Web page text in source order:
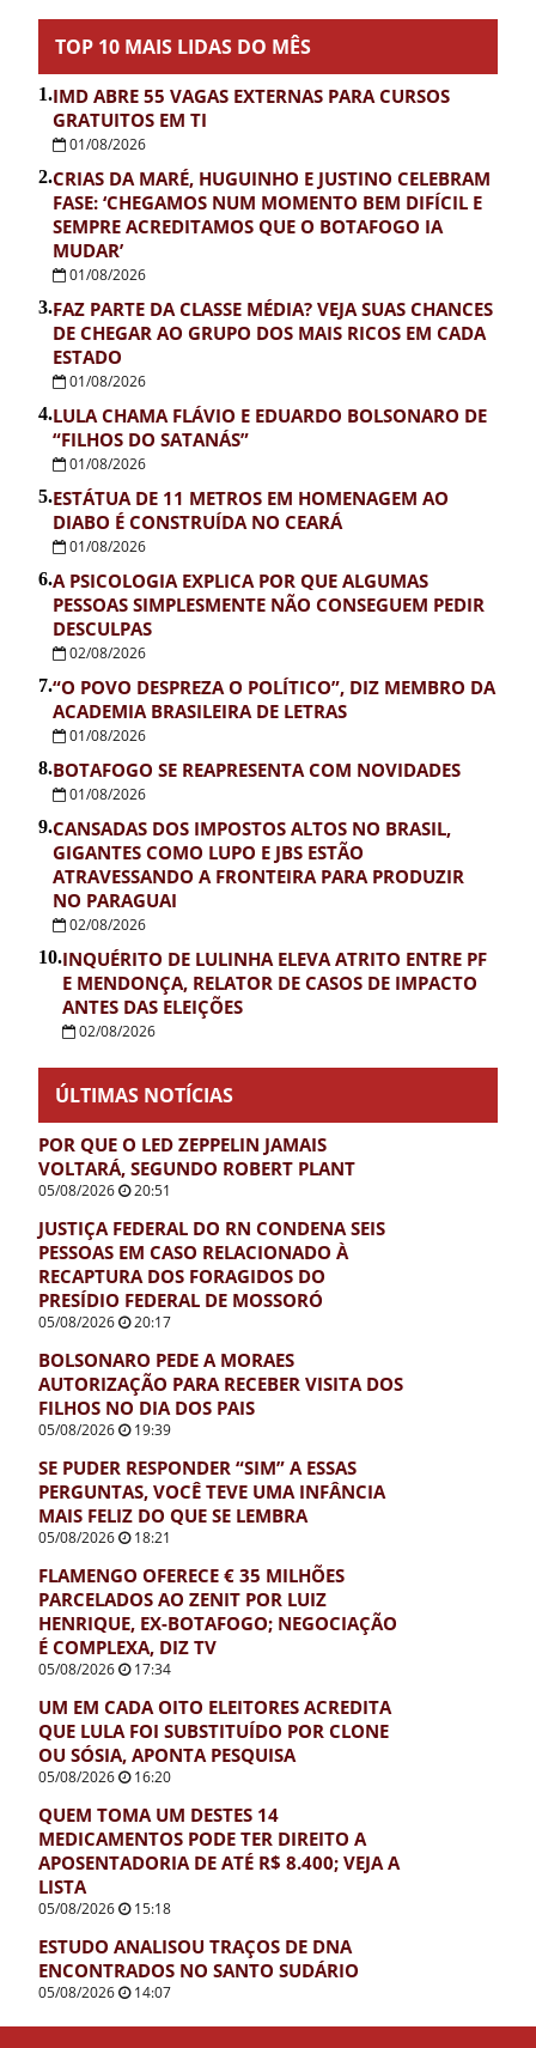
TOP 10 MAIS LIDAS DO MÊS
1.IMD ABRE 55 VAGAS EXTERNAS PARA CURSOS
GRATUITOS EM TI
01/08/2026
2.CRIAS DA MARÉ, HUGUINHO E JUSTINO CELEBRAM
FASE: ‘CHEGAMOS NUM MOMENTO BEM DIFÍCIL E
SEMPRE ACREDITAMOS QUE O BOTAFOGO IA
MUDAR’
01/08/2026
3.FAZ PARTE DA CLASSE MÉDIA? VEJA SUAS CHANCES
DE CHEGAR AO GRUPO DOS MAIS RICOS EM CADA
ESTADO
01/08/2026
4.LULA CHAMA FLÁVIO E EDUARDO BOLSONARO DE
“FILHOS DO SATANÁS”
01/08/2026
5.ESTÁTUA DE 11 METROS EM HOMENAGEM AO
DIABO É CONSTRUÍDA NO CEARÁ
01/08/2026
6.A PSICOLOGIA EXPLICA POR QUE ALGUMAS
PESSOAS SIMPLESMENTE NÃO CONSEGUEM PEDIR
DESCULPAS
02/08/2026
7.“O POVO DESPREZA O POLÍTICO”, DIZ MEMBRO DA
ACADEMIA BRASILEIRA DE LETRAS
01/08/2026
8.BOTAFOGO SE REAPRESENTA COM NOVIDADES
01/08/2026
9.CANSADAS DOS IMPOSTOS ALTOS NO BRASIL,
GIGANTES COMO LUPO E JBS ESTÃO
ATRAVESSANDO A FRONTEIRA PARA PRODUZIR
NO PARAGUAI
02/08/2026
10.INQUÉRITO DE LULINHA ELEVA ATRITO ENTRE PF
E MENDONÇA, RELATOR DE CASOS DE IMPACTO
ANTES DAS ELEIÇÕES
02/08/2026
ÚLTIMAS NOTÍCIAS
POR QUE O LED ZEPPELIN JAMAIS
VOLTARÁ, SEGUNDO ROBERT PLANT
05/08/2026 20:51
JUSTIÇA FEDERAL DO RN CONDENA SEIS
PESSOAS EM CASO RELACIONADO À
RECAPTURA DOS FORAGIDOS DO
PRESÍDIO FEDERAL DE MOSSORÓ
05/08/2026 20:17
BOLSONARO PEDE A MORAES
AUTORIZAÇÃO PARA RECEBER VISITA DOS
FILHOS NO DIA DOS PAIS
05/08/2026 19:39
SE PUDER RESPONDER “SIM” A ESSAS
PERGUNTAS, VOCÊ TEVE UMA INFÂNCIA
MAIS FELIZ DO QUE SE LEMBRA
05/08/2026 18:21
FLAMENGO OFERECE € 35 MILHÕES
PARCELADOS AO ZENIT POR LUIZ
HENRIQUE, EX-BOTAFOGO; NEGOCIAÇÃO
É COMPLEXA, DIZ TV
05/08/2026 17:34
UM EM CADA OITO ELEITORES ACREDITA
QUE LULA FOI SUBSTITUÍDO POR CLONE
OU SÓSIA, APONTA PESQUISA
05/08/2026 16:20
QUEM TOMA UM DESTES 14
MEDICAMENTOS PODE TER DIREITO A
APOSENTADORIA DE ATÉ R$ 8.400; VEJA A
LISTA
05/08/2026 15:18
ESTUDO ANALISOU TRAÇOS DE DNA
ENCONTRADOS NO SANTO SUDÁRIO
05/08/2026 14:07